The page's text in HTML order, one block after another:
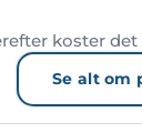
koster det
Se alt om